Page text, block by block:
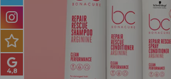
PRODUCTOS PARA
HOMBRES
PACKS DE REGALO